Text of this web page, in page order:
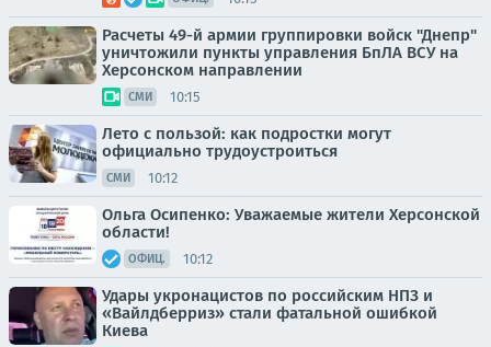
Расчеты 49-й армии группировки войск "Днепр"
уничтожили пункты управления БпЛА ВСУ на
Херсонском направлении
СМИ 10:15
Лето с пользой: как подростки могут
официально трудоустроиться
СМИ 10:12
Ольга Осипенко: Уважаемые жители Херсонской
области!
ОФИЦ. 10:12
Удары укронацистов по российским НПЗ и
«Вайлдберриз» стали фатальной ошибкой
Киева